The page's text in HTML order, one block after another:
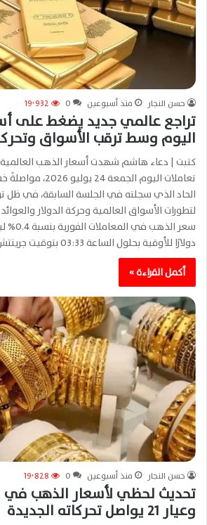
حسن النجار منذ أسبوعين 0 19٬932
تراجع عالمي جديد يضغط على
اليوم وسط ترقب الأسواق
كتبت | دعاء هاشم شهدت أسعار الذهب العالمية
تعاملات اليوم الجمعة
الحاد الذي سجلته في الجلسة السابقة، في ظل
لتطورات الأسواق العالمية وحركة الدولار
دولارًا للأوقية بحلول الساعة 03:33 بتوقيت جرينتش، بعدما فقد المعدن…
أكمل القراءة »
حسن النجار منذ أسبوعين 0 19٬828
تحديث لحظي لأسعار الذهب في
وعيار 21 يواصل تحركاته الجديدة